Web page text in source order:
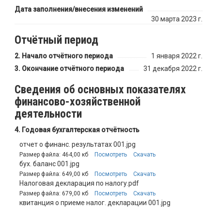
Дата заполнения/внесения изменений
30 марта 2023 г.
Отчётный период
Начало отчётного периода
1 января 2022 г.
Окончание отчётного периода
31 декабря 2022 г.
Сведения об основных показателях
финансово-хозяйственной
деятельности
Годовая бухгалтерская отчётность
отчет о финанс. результатах 001.jpg
Размер файла: 464,00 кб Посмотреть Скачать
бух. баланс 001.jpg
Размер файла: 649,00 кб Посмотреть Скачать
Налоговая декларация по налогу.pdf
Размер файла: 679,00 кб Посмотреть Скачать
квитанция о приеме налог. декларации 001.jpg